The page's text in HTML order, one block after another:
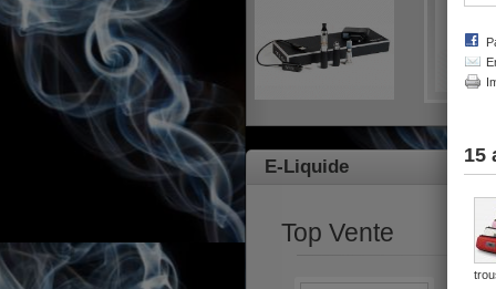
Top Vente
E-Liquide